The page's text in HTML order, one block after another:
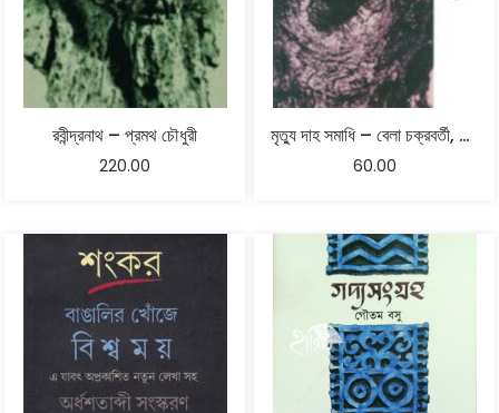
রবীন্দ্রনাথ – প্রমথ চৌধুরী
220.00
মৃত্যু দাহ সমাধি – বেলা চক্রবর্তী, ভোলানাথ ভট্টাচার্য
60.00